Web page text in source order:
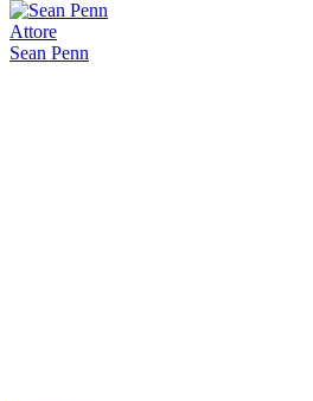
Attore
Sean Penn